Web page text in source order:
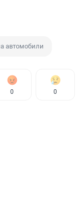
автомобили
0 0